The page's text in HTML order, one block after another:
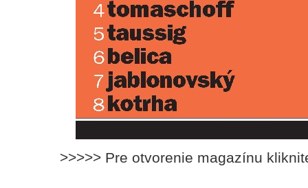
>>>>> Pre otvorenie magazínu